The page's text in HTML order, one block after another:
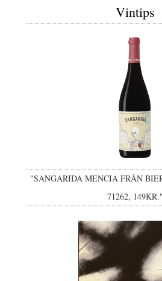
Vintips
"SANGARIDA MENCIA FRÅN
71262, 149KR."